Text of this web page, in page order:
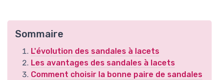
Sommaire
L'évolution des sandales à lacets
Les avantages des sandales à lacets
Comment choisir la bonne paire de sandales